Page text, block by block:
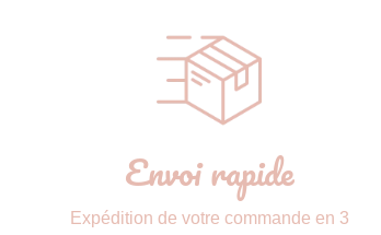
Envoi rapide
Expédition de votre commande en 3